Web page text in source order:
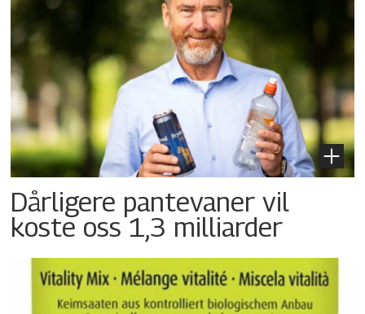
Dårligere pantevaner vil
koste oss 1,3 milliarder